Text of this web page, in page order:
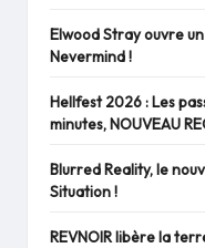
Elwood Stray ouvre
Nevermind !
Hellfest 2026 : Les
minutes, NOUVEAU
Blurred Reality, le
Situation !
REVNOIR libère la